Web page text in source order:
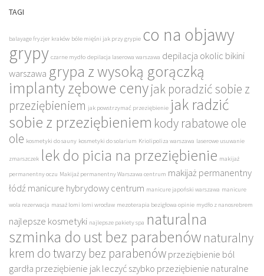
TAGI
balayage fryzjer kraków bóle mięśni jak przy grypie co na objawy
grypy czarne mydło depilacja laserowa warszawa depilacja okolic bikini
warszawa grypa z wysoką gorączką
implanty zębowe cenyjak poradzić sobie z
przeziębieniem jak powstrzymać przeziębienie jak radzić
sobie z przeziębieniem kody rabatowe ole
ole kosmetyki do sauny kosmetyki do solarium Kriolipoliza warszawa laserowe usuwanie
zmarszczek lek do picia na przeziębienie makijaż
permanentny oczu Makijaż permanentny Warszawa centrum makijaż permanentny
łódź manicure hybrydowy centrum manicure japoński warszawa manicure
wola rezerwacja masaż lomi lomi wrocław mezoterapia bezigłowa opinie mydło z nanosrebrem
najlepsze kosmetyki najlepsze pakiety spa naturalna
szminka do ust bez parabenów naturalny
krem do twarzy bez parabenówprzeziębienie ból
gardła przeziębienie jak leczyć szybko przeziębienie naturalne